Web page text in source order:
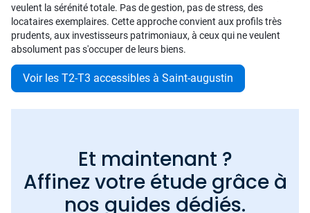
veulent la sérénité totale. Pas de gestion, pas de stress, des
locataires exemplaires. Cette approche convient aux profils très
prudents, aux investisseurs patrimoniaux, à ceux qui ne veulent
absolument pas s'occuper de leurs biens.
Voir les T2-T3 accessibles à Saint-augustin
Et maintenant ?
Affinez votre étude grâce à
nos guides dédiés.